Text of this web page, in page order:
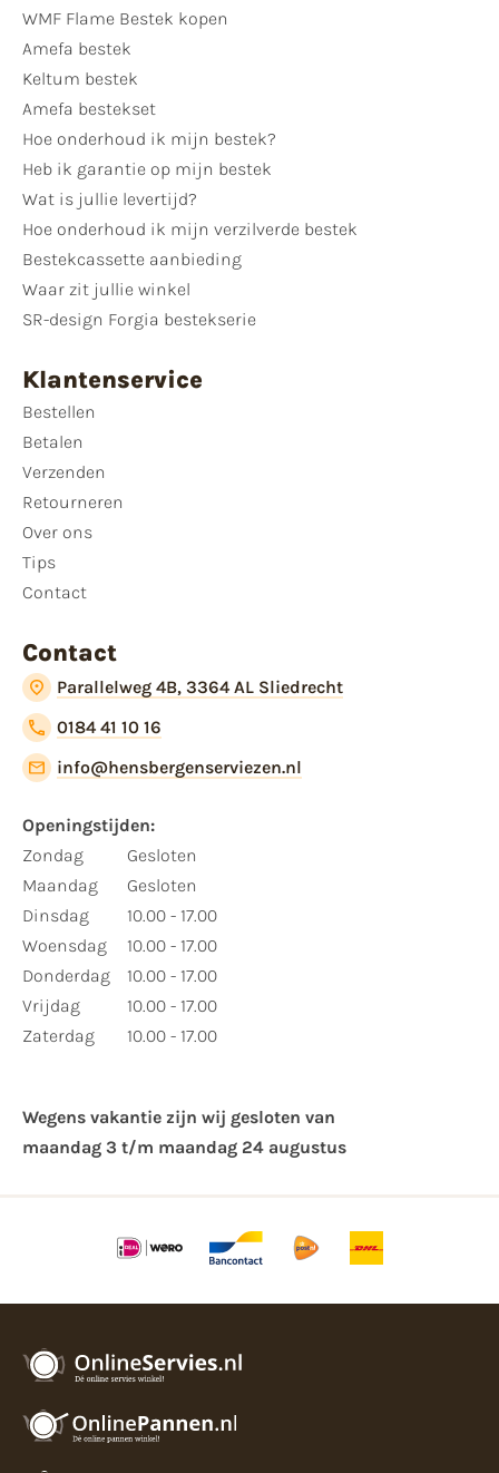
WMF Flame Bestek kopen
Amefa bestek
Keltum bestek
Amefa bestekset
Hoe onderhoud ik mijn bestek?
Heb ik garantie op mijn bestek
Wat is jullie levertijd?
Hoe onderhoud ik mijn verzilverde bestek
Bestekcassette aanbieding
Waar zit jullie winkel
SR-design Forgia bestekserie
Klantenservice
Bestellen
Betalen
Verzenden
Retourneren
Over ons
Tips
Contact
Contact
Parallelweg 4B, 3364 AL Sliedrecht
0184 41 10 16
info@hensbergenserviezen.nl
Openingstijden:
Zondag
Maandag
Dinsdag
Woensdag
Donderdag
Vrijdag
Zaterdag
Gesloten
Gesloten
10.00 - 17.00
10.00 - 17.00
10.00 - 17.00
10.00 - 17.00
10.00 - 17.00
Wegens vakantie zijn wij gesloten van ​
maandag 3 t/m maandag 24 augustus